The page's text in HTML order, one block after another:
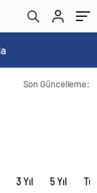
Son Güncelleme:
3 Yıl 5 Yıl